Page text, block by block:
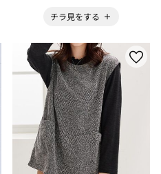
チラ見をする